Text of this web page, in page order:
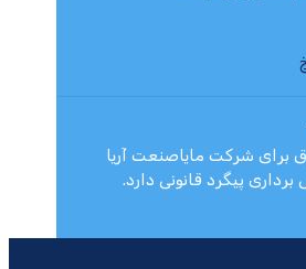
حقوق برای شرکت مایاصنعت آریا
پیگرد قانونی دارد.